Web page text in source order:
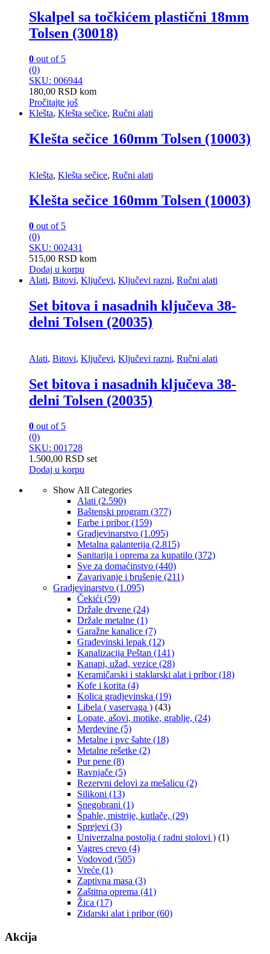
Skalpel sa točkićem plastični 18mm
Tolsen (30018)
0 out of 5
(0)
SKU: 006944
180,00 RSD kom
Pročitajte još
Klešta, Klešta sečice, Ručni alati
Klešta sečice 160mm Tolsen (10003)
Klešta, Klešta sečice, Ručni alati
Klešta sečice 160mm Tolsen (10003)
0 out of 5
(0)
SKU: 002431
515,00 RSD kom
Dodaj u korpu
Alati, Bitovi, Ključevi, Ključevi razni, Ručni alati
Set bitova i nasadnih ključeva 38-
delni Tolsen (20035)
Alati, Bitovi, Ključevi, Ključevi razni, Ručni alati
Set bitova i nasadnih ključeva 38-
delni Tolsen (20035)
0 out of 5
(0)
SKU: 001728
1.500,00 RSD set
Dodaj u korpu
Show All Categories
Alati (2.590)
Baštenski program (377)
Farbe i pribor(159)
Gradjevinarstvo (1.095)
Metalna galanterija (2.815)
Sanitarija i oprema za kupatilo (372)
Sve za domaćinstvo (440)
Zavarivanje i brušenje (211)
Gradjevinarstvo (1.095)
Čekići (59)
Držale drvene (24)
Držale metalne (1)
Garažne kanalice (7)
Građevinski lepak (12)
Kanalizacija Peštan (141)
Kanapi, užad, vezice (28)
Keramičarski i staklarski alat i pribor(18)
Kofe i korita (4)
Kolica gradjevinska (19)
Libela ( vaservaga ) (43)
Lopate, ašovi, motike, grablje, (24)
Merdevine (5)
Metalne i pvc šahte (18)
Metalne rešetke (2)
Pur pene (8)
Ravnjače (5)
Rezervni delovi za mešalicu (2)
Silikoni (13)
Snegobrani (1)
Špahle, mistrije, kutlače, (29)
Sprejevi (3)
Univerzalna postolja ( radni stolovi ) (1)
Vagres crevo (4)
Vodovod (505)
Vreće (1)
Zaptivna masa (3)
Zaštitna oprema (41)
Žica (17)
Zidarski alat i pribor(60)
Akcija